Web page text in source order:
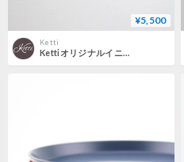
¥5,500
Ketti
Kettiオリジナルイニシャルネックレス 〈M〉〜silver925〜